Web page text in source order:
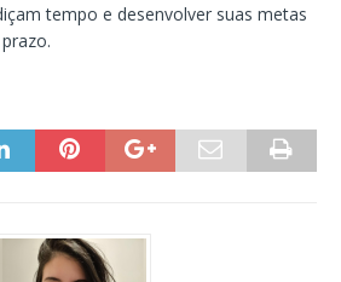
tempo e desenvolver suas metas